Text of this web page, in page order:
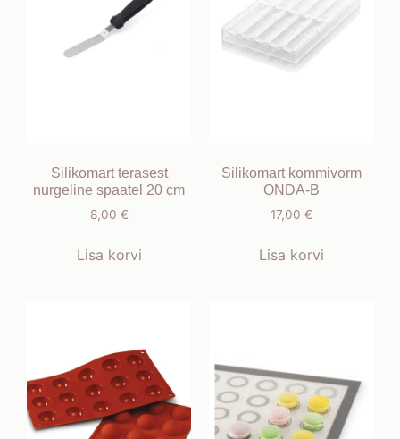
Silikomart terasest
nurgeline spaatel 20 cm
8,00 €
Lisa korvi
Silikomart kommivorm
ONDA-B
17,00 €
Lisa korvi